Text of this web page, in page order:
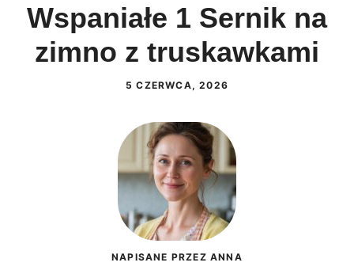
Wspaniałe 1 Sernik na
zimno z truskawkami
5 CZERWCA, 2026
NAPISANE PRZEZ ANNA